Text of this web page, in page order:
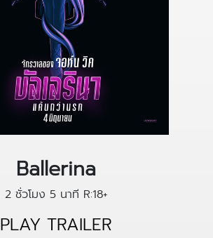
Ballerina
2 ชั่วโมง 5 นาที R:18+
PLAY TRAILER